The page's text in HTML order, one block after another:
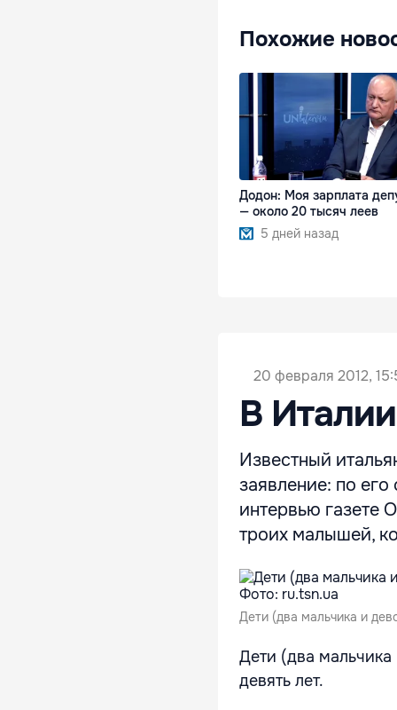
Похожие
Додон: Моя зарплата
— около 20 тысяч леев
5 дней назад
20 февраля 2012,
В
Известный
заявление: по
интервью газете
троих малышей,
Дети (два мальчика и
Дети (два
девять лет.